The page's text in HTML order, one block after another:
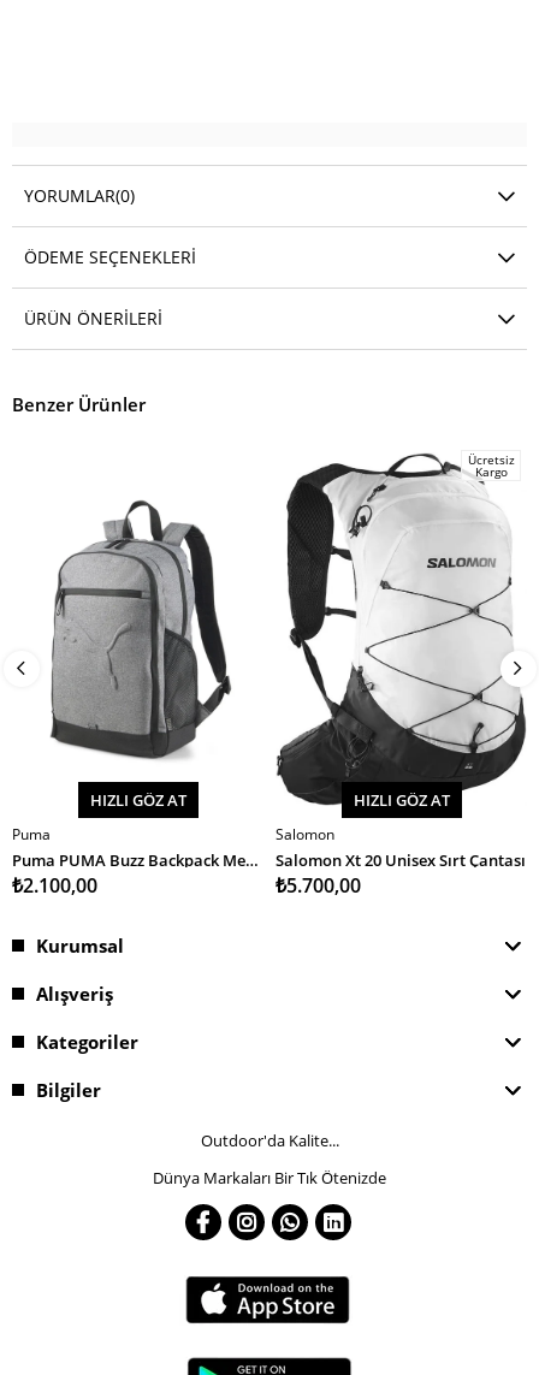
YORUMLAR(0)
ÖDEME SEÇENEKLERI
ÜRÜN ÖNERILERI
Benzer Ürünler
SEPETE EKLE
HIZLI GÖZ AT
Puma
Puma PUMA Buzz Backpack Medium Gray Heather Unisex Sırt Çantası
₺2.100,00
SEPETE EKLE
Ücretsiz
Kargo
HIZLI GÖZ AT
Salomon
Salomon Xt 20 Unisex Sırt Çantası
₺5.700,00
Kurumsal
Alışveriş
Kategoriler
Bilgiler
Outdoor'da Kalite...
Dünya Markaları Bir Tık Ötenizde